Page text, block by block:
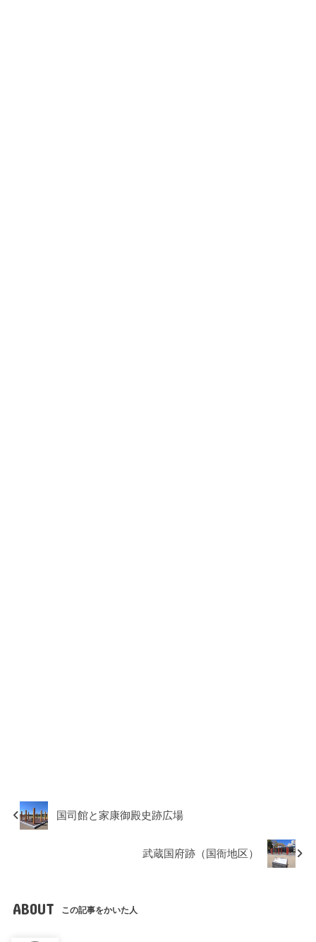
国司館と家康御殿史跡広場
武蔵国府跡（国衙地区）
ABOUT この記事をかいた人